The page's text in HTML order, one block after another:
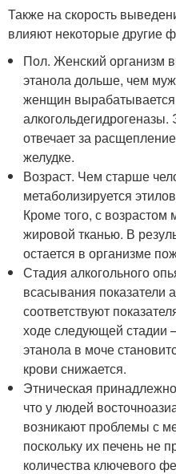
Также на скорость
влияют некоторые другие
Пол. Женский организм
этанола дольше, чем
женщин
отвечает за
желудке.
Возраст. Чем старше
метаболизируется
Кроме того, с
жировой тканью. В
остается в организме
Стадия алкогольного
всасывания показатели
соответствуют
ходе следующей стадии
этанола в моче
крови снижается.
Этническая
что у людей
возникают проблемы с
поскольку их печень не
количества ключевого